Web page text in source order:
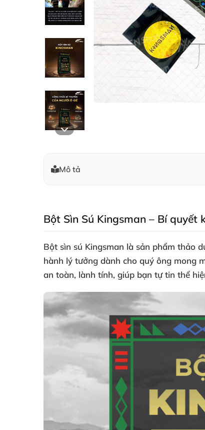
Mô tả
Bột Sìn Sú Kingsman – Bí
Bột sìn sú Kingsman là sản phẩm thảo
hành lý tưởng dành cho quý ông mong
an toàn, lành tính, giúp bạn tự tin thể